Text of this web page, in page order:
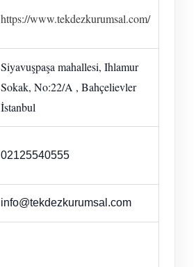
https://www.tekdezkurumsal.com/
Siyavuşpaşa mahallesi, Ihlamur
Sokak, No:22/A , Bahçelievler
İstanbul
02125540555
info@tekdezkurumsal.com